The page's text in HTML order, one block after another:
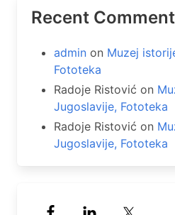
Recent
admin on Muzej
Fototeka
Radoje Ristović on
Jugoslavije, Fototeka
Radoje Ristović on
Jugoslavije, Fototeka